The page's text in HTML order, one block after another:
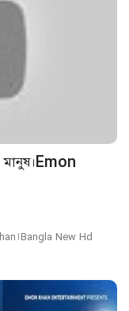
New Hd